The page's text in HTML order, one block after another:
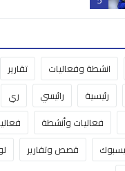
صمم بكل ♥ بواسطةعامر